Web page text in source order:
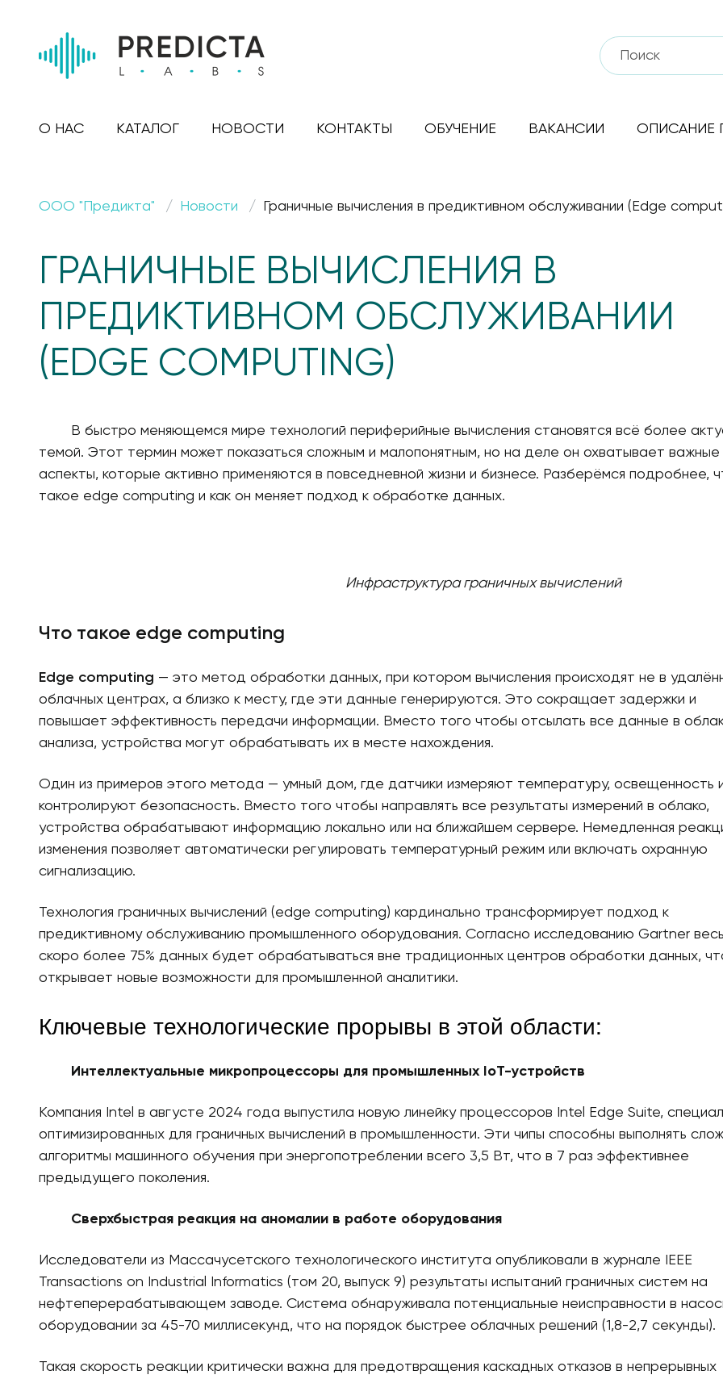
О НАС КАТАЛОГ НОВОСТИ КОНТАКТЫ ОБУЧЕНИЕ ВАКАНСИИ ОПИСАНИЕ
ООО "Предикта" Новости Граничные вычисления в предиктивном обслуживании (Edge
ГРАНИЧНЫЕ ВЫЧИСЛЕНИЯ В
ПРЕДИКТИВНОМ ОБСЛУЖИВАНИИ
(EDGE COMPUTING)
В быстро меняющемся мире технологий периферийные вычисления становятся всё более
темой. Этот термин может показаться сложным и малопонятным, но на деле он охватывает важные
аспекты, которые активно применяются в повседневной жизни и бизнесе. Разберёмся подробнее,
такое edge computing и как он меняет подход к обработке данных.
Инфраструктура граничных вычислений
Что такое edge computing
Edge computing — это метод обработки данных, при котором вычисления происходят не в
облачных центрах, а близко к месту, где эти данные генерируются. Это сокращает задержки и
повышает эффективность передачи информации. Вместо того чтобы отсылать все данные в
анализа, устройства могут обрабатывать их в месте нахождения.
Один из примеров этого метода — умный дом, где датчики измеряют температуру, освещенность
контролируют безопасность. Вместо того чтобы направлять все результаты измерений в облако,
устройства обрабатывают информацию локально или на ближайшем сервере. Немедленная
изменения позволяет автоматически регулировать температурный режим или включать охранную
сигнализацию.
Технология граничных вычислений (edge computing) кардинально трансформирует подход к
предиктивному обслуживанию промышленного оборудования. Согласно исследованию Gartner
скоро более 75% данных будет обрабатываться вне традиционных центров обработки данных,
открывает новые возможности для промышленной аналитики.
Ключевые технологические прорывы в этой области:
Интеллектуальные микропроцессоры для промышленных IoT-устройств
Компания Intel в августе 2024 года выпустила новую линейку процессоров Intel Edge Suite,
оптимизированных для граничных вычислений в промышленности. Эти чипы способны выполнять
алгоритмы машинного обучения при энергопотреблении всего 3,5 Вт, что в 7 раз эффективнее
предыдущего поколения.
Сверхбыстрая реакция на аномалии в работе оборудования
Исследователи из Массачусетского технологического института опубликовали в журнале IEEE
Transactions on Industrial Informatics (том 20, выпуск 9) результаты испытаний граничных систем на
нефтеперерабатывающем заводе. Система обнаруживала потенциальные неисправности в
оборудовании за 45-70 миллисекунд, что на порядок быстрее облачных решений (1,8-2,7 секунды).
Такая скорость реакции критически важна для предотвращения каскадных отказов в непрерывных